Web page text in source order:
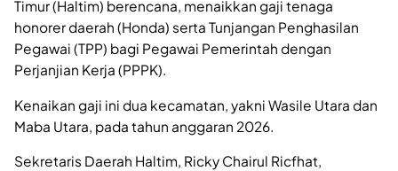
Timur (Haltim) berencana, menaikkan gaji tenaga
honorer daerah (Honda) serta Tunjangan Penghasilan
Pegawai (TPP) bagi Pegawai Pemerintah dengan
Perjanjian Kerja (PPPK).
Kenaikan gaji ini dua kecamatan, yakni Wasile Utara dan
Maba Utara, pada tahun anggaran 2026.
Sekretaris Daerah Haltim, Ricky Chairul Ricfhat,